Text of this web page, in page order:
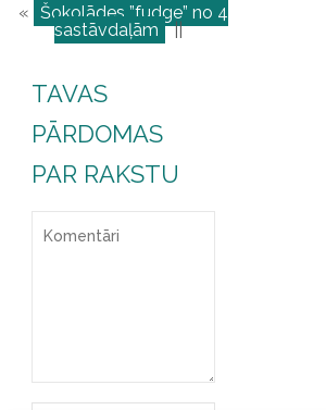
« Šokolādes ”fudge” no 4
sastāvdaļām ||
TAVAS
PĀRDOMAS
PAR RAKSTU